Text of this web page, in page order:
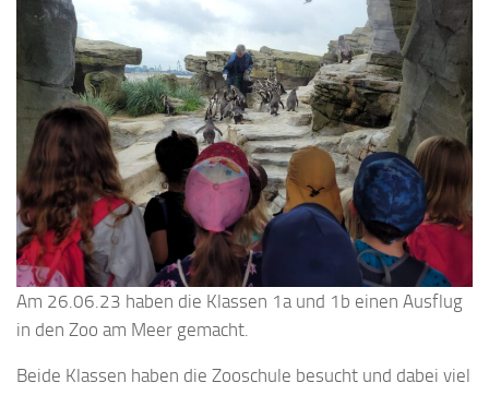
Am 26.06.23 haben die Klassen 1a und 1b einen Ausflug
in den Zoo am Meer gemacht.
Beide Klassen haben die Zooschule besucht und dabei viel